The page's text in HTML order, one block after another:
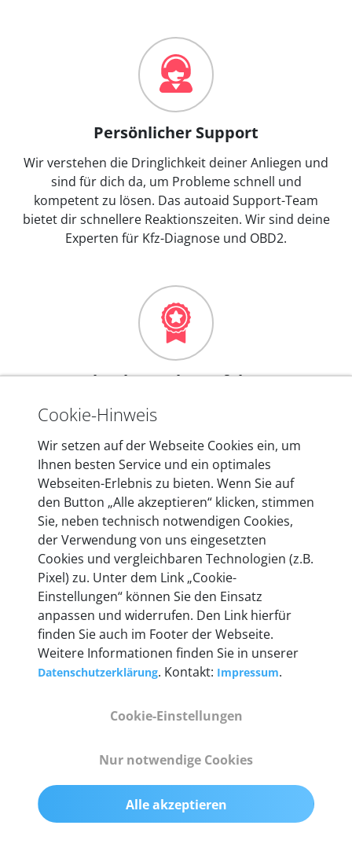
Persönlicher Support
Wir verstehen die Dringlichkeit deiner Anliegen und
sind für dich da, um Probleme schnell und
kompetent zu lösen. Das autoaid Support-Team
bietet dir schnellere Reaktionszeiten. Wir sind deine
Experten für Kfz-Diagnose und OBD2.
Mehr als 10 Jahre Erfahrung
In den Kfz-Diagnosegeräten von autoaid stecken
entwickeln wir unsere Produkte am Standort in
Berlin laufend weiter. Auf diese Qualität vertrauen
heute mehr als 60.000 Privatkunden und
Unternehmen.
Technische Details &
Lieferumfang
55 mm x 25 mm x 12 mm
200 g
Cookie-Hinweis
Wir setzen auf der Webseite Cookies ein, um
Ihnen besten Service und ein optimales
Webseiten-Erlebnis zu bieten. Wenn Sie auf
den Button „Alle akzeptieren“ klicken, stimmen
Sie, neben technisch notwendigen Cookies,
der Verwendung von uns eingesetzten
Cookies und vergleichbaren Technologien (z.B.
Pixel) zu. Unter dem Link „Cookie-
Einstellungen“ können Sie den Einsatz
anpassen und widerrufen. Den Link hierfür
finden Sie auch im Footer der Webseite.
Weitere Informationen finden Sie in unserer
Datenschutzerklärung. Kontakt: Impressum.
Cookie-Einstellungen
Nur notwendige Cookies
Alle akzeptieren